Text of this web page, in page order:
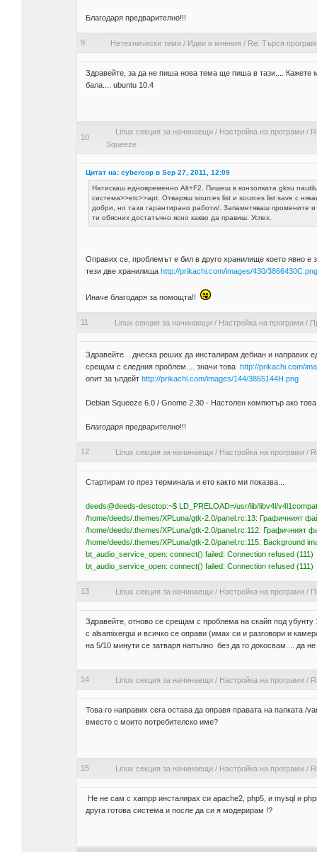
Благодаря предварително!!!
9 Нетехнически теми/ Идеи и мнения / Re: Търся
Здравейте, за да не пиша нова тема ще пиша в тази.... Кажете
бала.... ubuntu 10.4
10
Linux секция за начинаещи/ Настройка на програми/
Squeeze
Цитат на: cybercop в Sep 27, 2011, 12:09
Натискаш едновременно Alt+F2. Пишеш в конзолката gksu
система>>etc>>apt. Отваряш sources list и sources list save с
добри, но тази гарантирано работи/. Запаметяваш промените
ти обясних достатъчно ясно какво да правиш. Успех.
Оправих се, проблемът е бил в друго хранилище което явно е
тези две хранилища http://prikachi.com/images/430/3866430C.png
Иначе благодаря за помощта!!
11 Linux секция за начинаещи/ Настройка на програми/
Здравейте... днеска реших да инсталирам дебиан и направих
срещам с следния проблем.... значи това http://prikachi.com/
опит за ъпдейт http://prikachi.com/images/144/3865144H.png
Debian Squeeze 6.0 / Gnome 2.30 - Настолен компютър ако
Благодаря предварително!!!
12 Linux секция за начинаещи/ Настройка на програми/
Стартирам го през терминала и ето както ми показва...
deeds@deeds-desctop:~$ LD_PRELOAD=/usr/lib/libv4l/
/home/deeds/.themes/XPLuna/gtk-2.0/panel.rc:13: Графичният
/home/deeds/.themes/XPLuna/gtk-2.0/panel.rc:112: Графичният
/home/deeds/.themes/XPLuna/gtk-2.0/panel.rc:115: Background
bt_audio_service_open: connect() failed: Connection refused (111)
bt_audio_service_open: connect() failed: Connection refused (111)
13 Linux секция за начинаещи/ Настройка на програми/
Здравейте, отново се срещам с проблема на скайп под
с alsamixergui и всичко се оправи (имах си и разговори и
на 5/10 минути се затваря напълно без да го докосвам.... да
14 Linux секция за начинаещи/ Настройка на програми/
Това го направих сега остава да оправя правата на папката
вместо с моито потребителско име?
15 Linux секция за начинаещи/ Настройка на програми/
Не не сам с xampp инсталирах си apache2, php5, и mysql и
друга готова система и после да си я модерирам !?